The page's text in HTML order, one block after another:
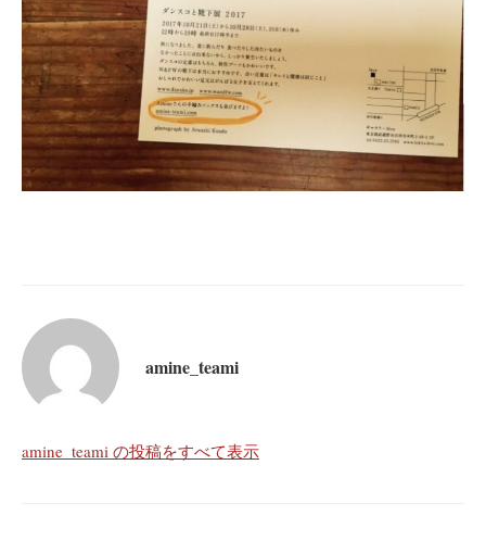
amine_teami
amine_teami の投稿をすべて表示